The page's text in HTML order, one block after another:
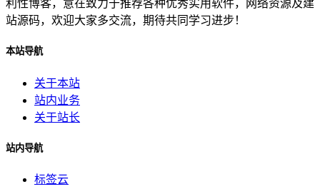
利性博客，意在致力于推荐各种优秀实用软件，网络资源及建
站源码，欢迎大家多交流，期待共同学习进步！
本站导航
关于本站
站内业务
关于站长
站内导航
标签云